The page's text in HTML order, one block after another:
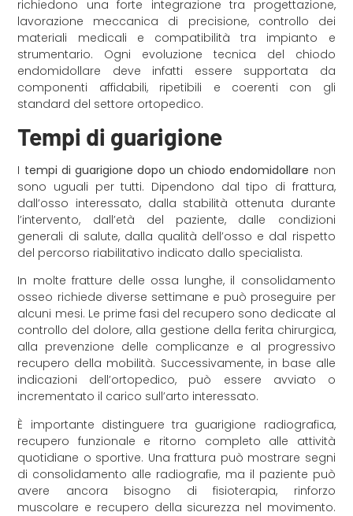
richiedono una forte integrazione tra progettazione,
lavorazione meccanica di precisione, controllo dei
materiali medicali e compatibilità tra impianto e
strumentario. Ogni evoluzione tecnica del chiodo
endomidollare deve infatti essere supportata da
componenti affidabili, ripetibili e coerenti con gli
standard del settore ortopedico.
Tempi di guarigione
I tempi di guarigione dopo un chiodo endomidollare non
sono uguali per tutti. Dipendono dal tipo di frattura,
dall’osso interessato, dalla stabilità ottenuta durante
l’intervento, dall’età del paziente, dalle condizioni
generali di salute, dalla qualità dell’osso e dal rispetto
del percorso riabilitativo indicato dallo specialista.
In molte fratture delle ossa lunghe, il consolidamento
osseo richiede diverse settimane e può proseguire per
alcuni mesi. Le prime fasi del recupero sono dedicate al
controllo del dolore, alla gestione della ferita chirurgica,
alla prevenzione delle complicanze e al progressivo
recupero della mobilità. Successivamente, in base alle
indicazioni dell’ortopedico, può essere avviato o
incrementato il carico sull’arto interessato.
È importante distinguere tra guarigione radiografica,
recupero funzionale e ritorno completo alle attività
quotidiane o sportive. Una frattura può mostrare segni
di consolidamento alle radiografie, ma il paziente può
avere ancora bisogno di fisioterapia, rinforzo
muscolare e recupero della sicurezza nel movimento.